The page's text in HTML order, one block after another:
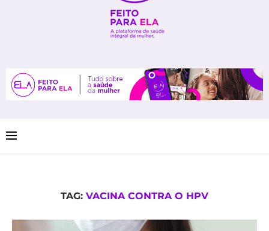
TAG: VACINA CONTRA O HPV